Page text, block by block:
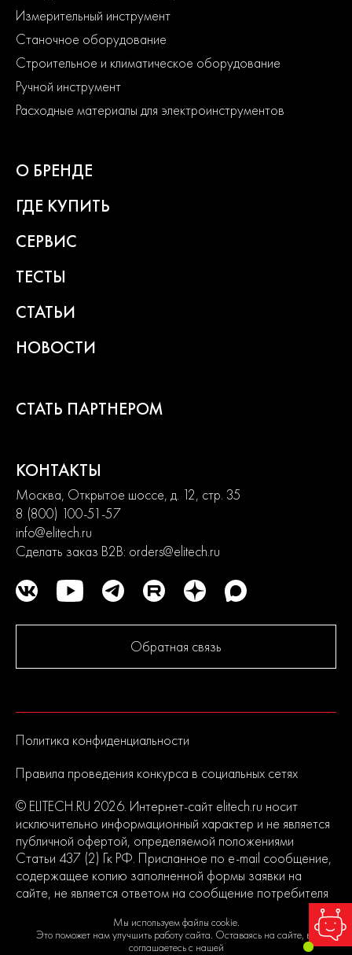
Измерительный инструмент
Станочное оборудование
Строительное и климатическое оборудование
Ручной инструмент
Расходные материалы для электроинструментов
О БРЕНДЕ
ГДЕ КУПИТЬ
СЕРВИС
ТЕСТЫ
СТАТЬИ
НОВОСТИ
СТАТЬ ПАРТНЕРОМ
КОНТАКТЫ
Москва, Открытое шоссе, д. 12, стр. 35
8 (800) 100-51-57
info@elitech.ru
Сделать заказ B2B: orders@elitech.ru
Обратная связь
Политика конфиденциальности
Правила проведения конкурса в социальных сетях
© ELITECH.RU 2026. Интернет-сайт elitech.ru носит
исключительно информационный характер и не является
публичной офертой, определяемой положениями
Статьи 437 (2) Гк РФ. Присланное по e-mail сообщение,
содержащее копию заполненной формы заявки на
сайте, не является ответом на сообщение потребителя
сайта.
Мы используем файлы cookie.
Это поможет нам улучшить работу сайта. Оставаясь на сайте, вы
соглашаетесь с нашей